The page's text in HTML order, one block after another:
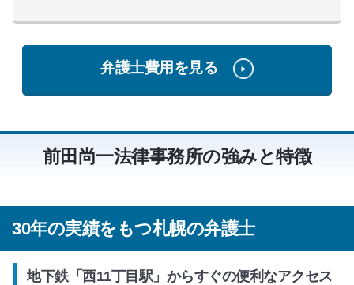
弁護士費用を見る
前田尚一法律事務所の強みと特徴
30年の実績をもつ札幌の弁護士
地下鉄「西11丁目駅」からすぐの便利なアクセス